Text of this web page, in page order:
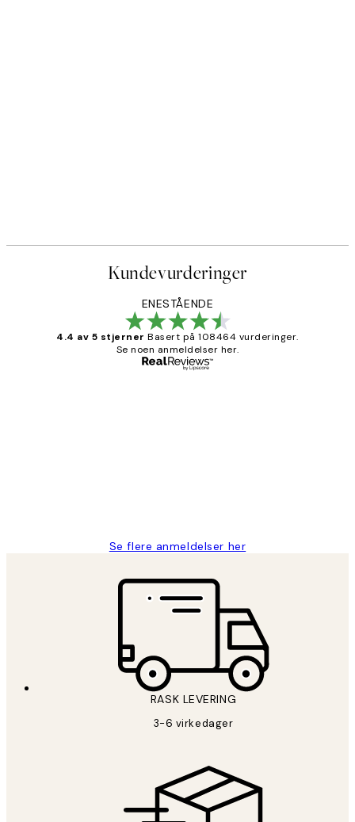
Kundevurderinger
ENESTÅENDE
4.4 av 5 stjerner Basert på 108464 vurderinger.
Se noen anmeldelser her.
Se flere anmeldelser her
RASK LEVERING
3-6 virkedager